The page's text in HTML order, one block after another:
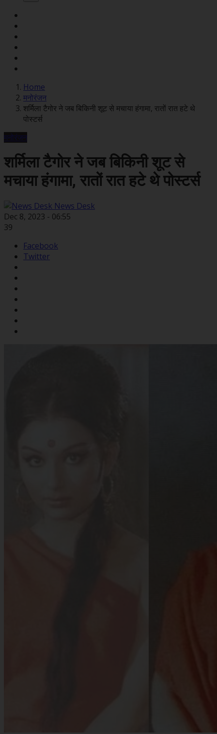
Home
मनोरंजन
शर्मिला टैगोर ने जब बिकिनी शूट से मचाया हंगामा, रातों रात हटे थे
पोस्टर्स
मनोरंजन
शर्मिला टैगोर ने जब बिकिनी शूट से
मचाया हंगामा, रातों रात हटे थे पोस्टर्स
News Desk
Dec 8, 2023 - 06:55
39
Facebook
Twitter